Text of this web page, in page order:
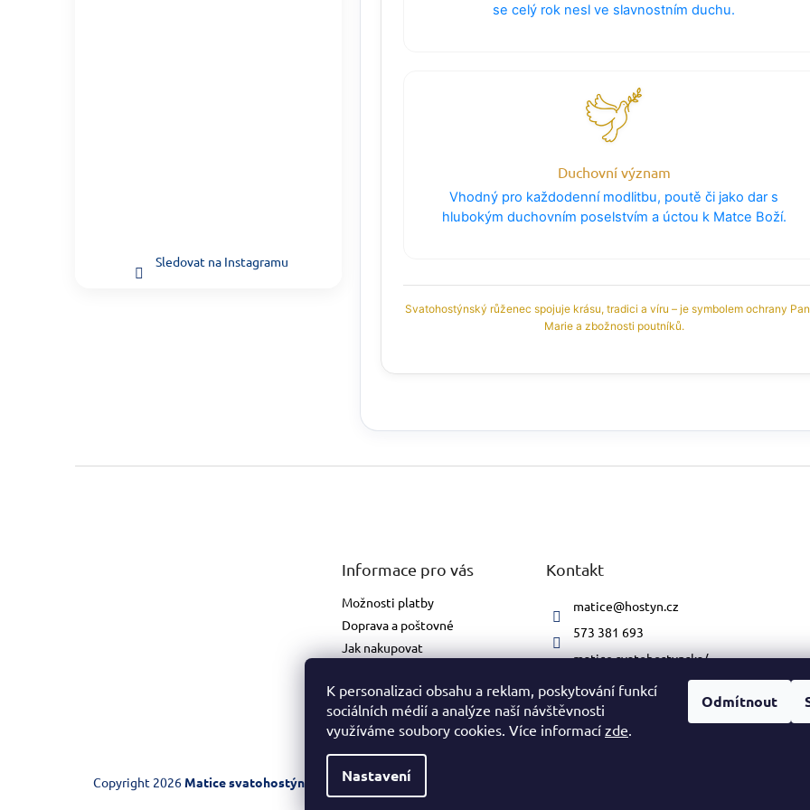
K personalizaci obsahu a reklam, poskytování funkcí
sociálních médií a analýze naší návštěvnosti
využíváme soubory cookies. Více informací zde.
Nastavení
Odmítnout
Sledovat na Instagramu
se celý rok nesl ve slavnostním duchu.
Duchovní význam
Vhodný pro každodenní modlitbu, poutě či jako dar s
hlubokým duchovním poselstvím a úctou k Matce Boží.
Svatohostýnský růženec spojuje krásu, tradici a víru – je symbolem ochrany
Marie a zbožnosti poutníků.
Informace pro vás
Možnosti platby
Doprava a poštovné
Jak nakupovat
Podmínky ochrany osobních
údajů
Kontakt
matice@hostyn.cz
573 381 693
matice.svatohostynska/
Copyright 2026 Matice svatohostýnská . Všechna práva vyhrazena.